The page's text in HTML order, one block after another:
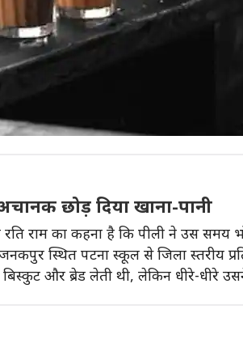
हैं लोग
जिले की बरदिया गाँव में पीली देवी नाम
साल की थीं तभी इन्होंने खाने-पीने की
कोई और चीज़ ग्रहण नहीं की। इसी
छोड़ दिया खाना-पानी
राम का कहना है कि पीली ने उस समय
स्थित पटना स्कूल से जिला स्तरीय
और ब्रेड लेती थी, लेकिन धीरे-धीरे